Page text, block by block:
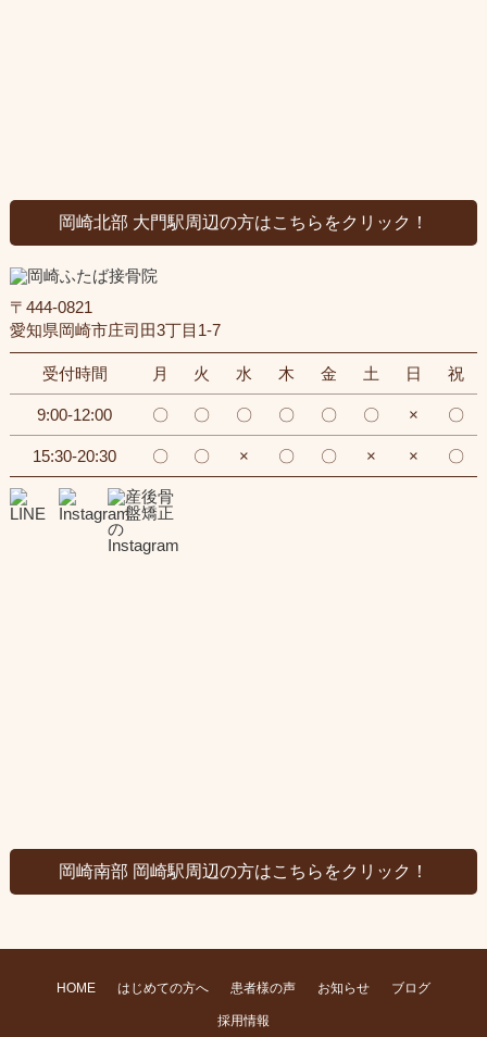
岡崎北部 大門駅周辺の方はこちらをクリック！
〒444-0821
愛知県岡崎市庄司田3丁目1-7
受付時間 月 火 水 木 金 土 日 祝
9:00-12:00 〇 〇 〇 〇 〇 〇 × 〇
15:30-20:30 〇 〇 × 〇 〇 × × 〇
岡崎南部 岡崎駅周辺の方はこちらをクリック！
HOME はじめての方へ 患者様の声 お知らせ ブログ
採用情報